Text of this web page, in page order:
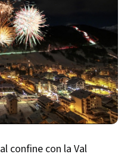
confine con la Val